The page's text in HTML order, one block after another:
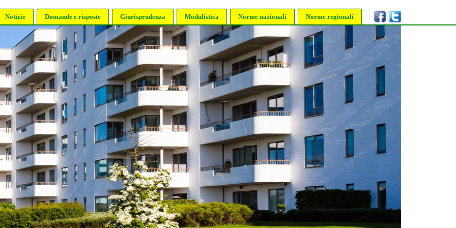
Notizie Domande e risposte Giurisprudenza Modulistica Norme nazionali Norme regionali